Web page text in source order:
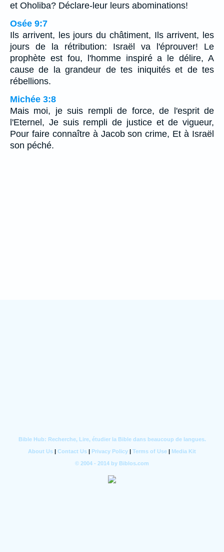
et Oholiba? Déclare-leur leurs abominations!
Osée 9:7
Ils arrivent, les jours du châtiment, Ils arrivent, les
jours de la rétribution: Israël va l'éprouver! Le
prophète est fou, l'homme inspiré a le délire, A
cause de la grandeur de tes iniquités et de tes
rébellions.
Michée 3:8
Mais moi, je suis rempli de force, de l'esprit de
l'Eternel, Je suis rempli de justice et de vigueur,
Pour faire connaître à Jacob son crime, Et à Israël
son péché.